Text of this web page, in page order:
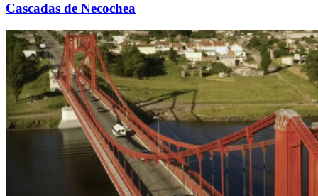
Cascadas de Necochea